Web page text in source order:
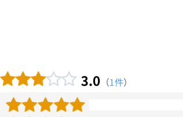
3.0 （1件）